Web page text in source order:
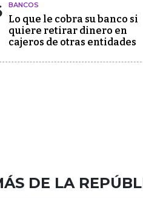
BANCOS
Lo que le cobra su banco si
quiere retirar dinero en
cajeros de otras entidades
DE LA